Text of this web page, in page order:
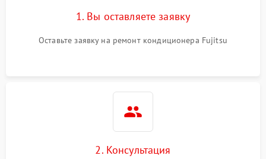
Повреждение корпуса1. Вы оставляете заявку
Оставьте заявку на ремонт кондиционера Fujitsu
2. Консультация